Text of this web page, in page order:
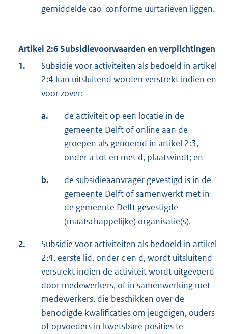
gemiddelde cao-conforme uurtarieven liggen.
Artikel 2:6 Subsidievoorwaarden en verplichtingen
1.
Subsidie voor activiteiten als bedoeld in artikel
2:4 kan uitsluitend worden verstrekt indien en
voor zover:
a.
de activiteit op een locatie in de
gemeente Delft of online aan de
groepen als genoemd in artikel 2:3,
onder a tot en met d, plaatsvindt; en
b.
de subsidieaanvrager gevestigd is in de
gemeente Delft of samenwerkt met in
de gemeente Delft gevestigde
(maatschappelijke) organisatie(s).
2.
Subsidie voor activiteiten als bedoeld in artikel
2:4, eerste lid, onder c en d, wordt uitsluitend
verstrekt indien de activiteit wordt uitgevoerd
door medewerkers, of in samenwerking met
medewerkers, die beschikken over de
benodigde kwalificaties om jeugdigen, ouders
of opvoeders in kwetsbare posities te